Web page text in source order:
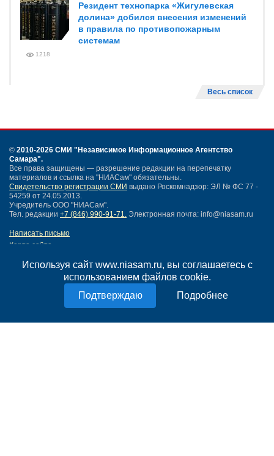
Используя сайт www.niasam.ru, вы соглашаетесь с
использованием файлов cookie.
Подробнее
Резидент технопарка «Жигулевская
долина» добился внесения изменений
в правила по противопожарным
системам
1218
Весь список
© 2010-2026 СМИ "Независимое Информационное Агентство
Самара".
Все права защищены — разрешение редакции на перепечатку
материалов и ссылка на "НИАСам" обязательны.
Свидетельство регистрации СМИ выдано Роскомнадзор: ЭЛ № ФС 77 -
54259 от 24.05.2013.
Учредитель ООО "НИАСам".
Тел. редакции +7 (846) 990-91-71. Электронная почта: info@niasam.ru
Написать письмо
Карта сайта
Политика конфиденциальности
Согласие на обработку персональных данных